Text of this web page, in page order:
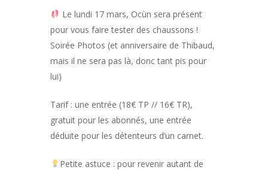
Le lundi 17 mars, Ocùn sera présent
pour vous faire tester des chaussons !
Soirée Photos (et anniversaire de Thibaud,
mais il ne sera pas là, donc tant pis pour
lui)
Tarif : une entrée (18€ TP // 16€ TR),
gratuit pour les abonnés, une entrée
déduite pour les détenteurs d’un carnet.
Petite astuce : pour revenir autant de